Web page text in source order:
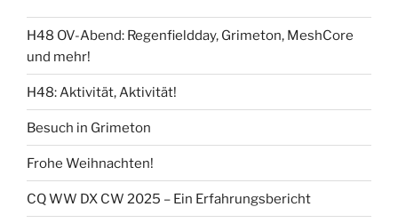
H48 OV-Abend: Regenfieldday, Grimeton, MeshCore
und mehr!
H48: Aktivität, Aktivität!
Besuch in Grimeton
Frohe Weihnachten!
CQ WW DX CW 2025 – Ein Erfahrungsbericht